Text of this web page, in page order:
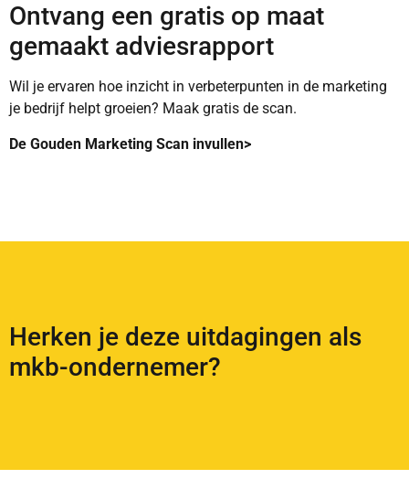
Ontvang een gratis op maat
gemaakt adviesrapport
Wil je ervaren hoe inzicht in verbeterpunten in de marketing
je bedrijf helpt groeien? Maak gratis de scan.
De Gouden Marketing Scan invullen>
Herken je deze uitdagingen als
mkb-ondernemer?